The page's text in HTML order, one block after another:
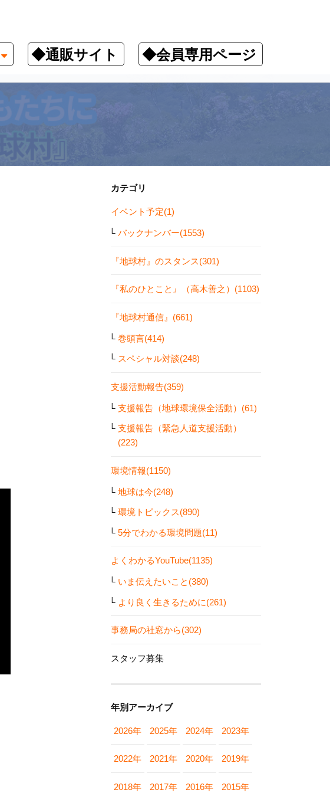
◆通販サイト ◆会員専用ページ
カテゴリ
イベント予定(1)
バックナンバー(1553)
『地球村』のスタンス(301)
『私のひとこと』（高木善之）(1103)
『地球村通信』(661)
巻頭言(414)
スペシャル対談(248)
支援活動報告(359)
支援報告（地球環境保全活動）(61)
支援報告（緊急人道支援活動）
(223)
環境情報(1150)
地球は今(248)
環境トピックス(890)
5分でわかる環境問題(11)
よくわかるYouTube(1135)
いま伝えたいこと(380)
より良く生きるために(261)
事務局の社窓から(302)
スタッフ募集
年別アーカイブ
2026年 2025年 2024年 2023年
2022年 2021年 2020年 2019年
2018年 2017年 2016年 2015年